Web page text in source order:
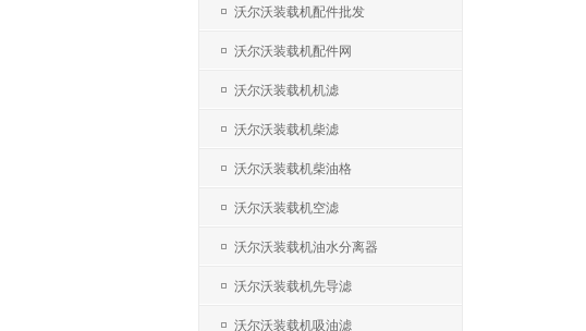
沃尔沃装载机配件批发
沃尔沃装载机配件网
沃尔沃装载机机滤
沃尔沃装载机柴滤
沃尔沃装载机柴油格
沃尔沃装载机空滤
沃尔沃装载机油水分离器
沃尔沃装载机先导滤
沃尔沃装载机吸油滤